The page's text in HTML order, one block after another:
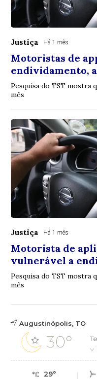
Justiça Há 1 mês
Motoristas de
endividamento,
Pesquisa do TST mostra
mês
Justiça Há 1 mês
Motorista de
vulnerável a
Pesquisa do TST mostra
mês
Augustinópolis, TO
30°
29°